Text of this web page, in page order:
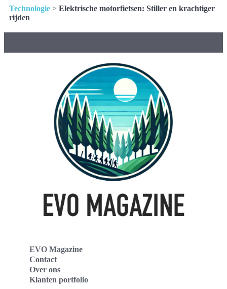
Technologie > Elektrische motorfietsen: Stiller en krachtiger
rijden
EVO Magazine
Contact
Over ons
Klanten portfolio